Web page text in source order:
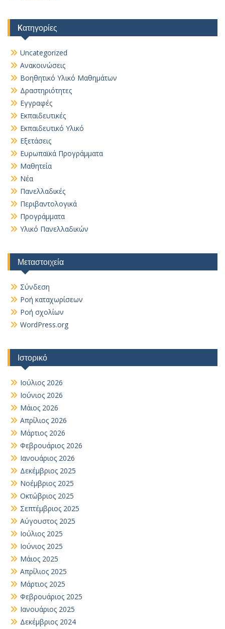
Kατηγορίες
Uncategorized
Ανακοινώσεις
Βοηθητικό Yλικό Mαθημάτων
Δραστηριότητες
Εγγραφές
Εκπαιδευτικές
Εκπαιδευτικό Υλικό
Εξετάσεις
Ευρωπαϊκά Προγράμματα
Μαθητεία
Νέα
Πανελλαδικές
Περιβαντολογικά
Προγράμματα
Υλικό Πανελλαδικών
Μεταστοιχεία
Σύνδεση
Ροή καταχωρίσεων
Ροή σχολίων
WordPress.org
Ιστορικό
Ιούλιος 2026
Ιούνιος 2026
Μάιος 2026
Απρίλιος 2026
Μάρτιος 2026
Φεβρουάριος 2026
Ιανουάριος 2026
Δεκέμβριος 2025
Νοέμβριος 2025
Οκτώβριος 2025
Σεπτέμβριος 2025
Αύγουστος 2025
Ιούλιος 2025
Ιούνιος 2025
Μάιος 2025
Απρίλιος 2025
Μάρτιος 2025
Φεβρουάριος 2025
Ιανουάριος 2025
Δεκέμβριος 2024